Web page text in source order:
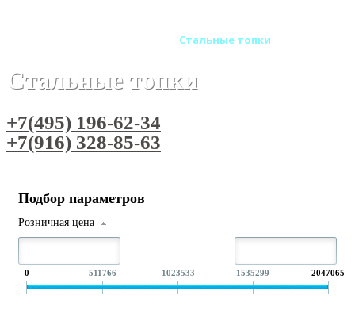
Стальные топки
Стальные топки
+7(495) 196-62-34
+7(916) 328-85-63
Подбор параметров
Розничная цена
0 511766 1023533 1535299 2047065